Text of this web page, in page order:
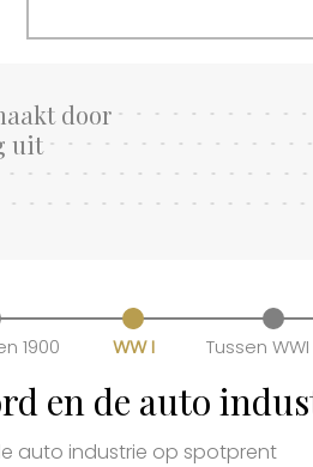
door
uit
1900 WW I Tussen WWI
en de auto
auto industrie op spotprent